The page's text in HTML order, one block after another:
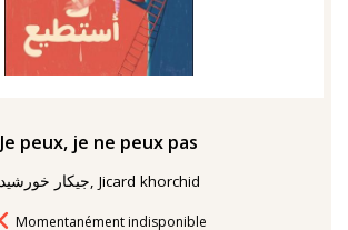
Je peux, je ne peux pas
جيكار خورشيد, Jicard khorchid
Délais de livraison
Momentanément indisponible